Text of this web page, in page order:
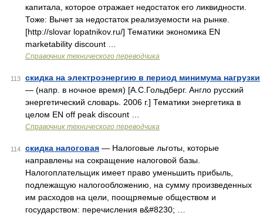
капитала, которое отражает недостаток его ликвидности.
Тоже: Вычет за недостаток реализуемости на рынке.
[http://slovar lopatnikov.ru/] Тематики экономика EN
marketability discount …
Справочник технического переводчика
113
скидка на электроэнергию в период минимума нагрузки
— (напр. в ночное время) [А.С.Гольдберг. Англо русский
энергетический словарь. 2006 г.] Тематики энергетика в
целом EN off peak discount …
Справочник технического переводчика
114 скидка налоговая — Налоговые льготы, которые
направлены на сокращение налоговой базы.
Налогоплательщик имеет право уменьшить прибыль,
подлежащую налогообложению, на сумму произведенных
им расходов на цели, поощряемые обществом и
государством: перечисления в&#8230; …